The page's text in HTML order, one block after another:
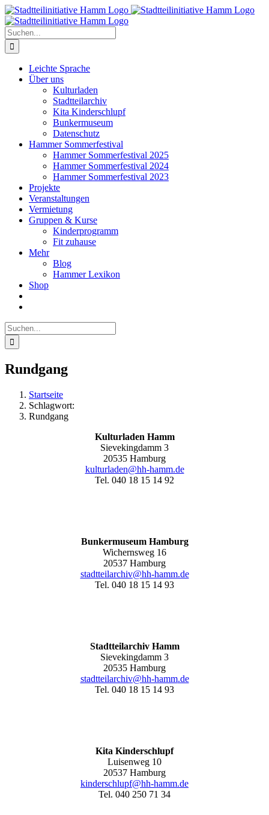
Zum
Inhalt
springen
Suche
nach:
Leichte Sprache
Über uns
Kulturladen
Stadtteilarchiv
Kita Kinderschlupf
Bunkermuseum
Datenschutz
Hammer Sommerfestival
Hammer Sommerfestival 2025
Hammer Sommerfestival 2024
Hammer Sommerfestival 2023
Projekte
Veranstaltungen
Vermietung
Gruppen & Kurse
Kinderprogramm
Fit zuhause
Mehr
Blog
Hammer Lexikon
Shop
Suche
nach:
Rundgang
Startseite
Schlagwort:
Rundgang
Kulturladen Hamm
Sievekingdamm 3
20535 Hamburg
kulturladen@hh-hamm.de
Tel. 040 18 15 14 92
Bunkermuseum Hamburg
Wichernsweg 16
20537 Hamburg
stadtteilarchiv@hh-hamm.de
Tel. 040 18 15 14 93
Stadtteilarchiv Hamm
Sievekingdamm 3
20535 Hamburg
stadtteilarchiv@hh-hamm.de
Tel. 040 18 15 14 93
Kita Kinderschlupf
Luisenweg 10
20537 Hamburg
kinderschlupf@hh-hamm.de
Tel. 040 250 71 34